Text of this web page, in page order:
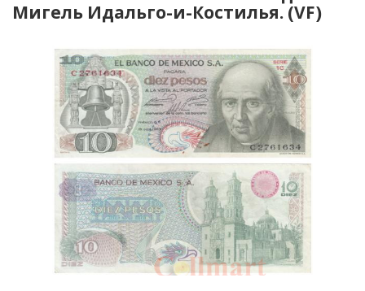
Мигель Идальго-и-Костилья. (VF)